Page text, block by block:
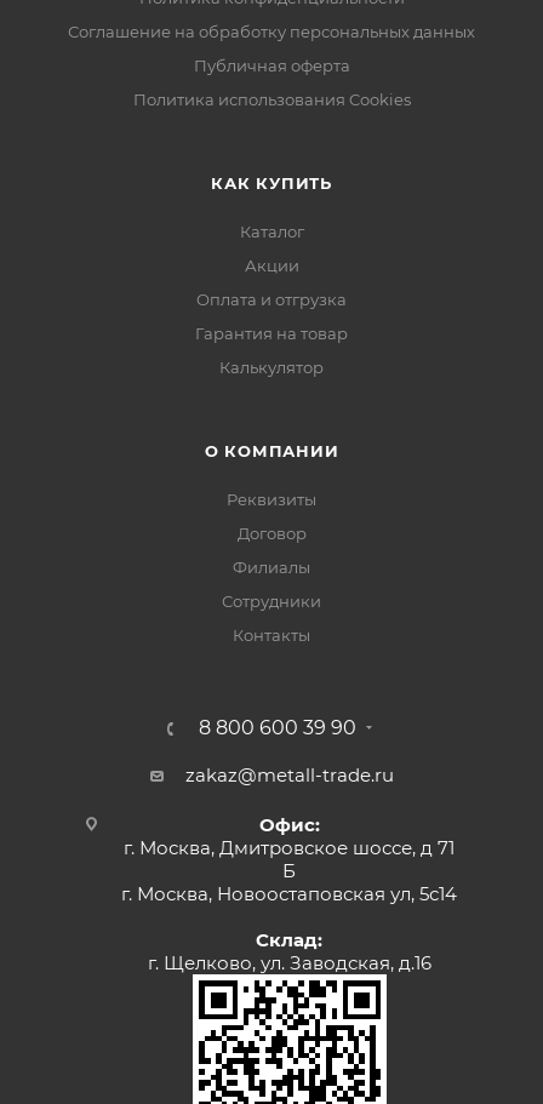
Соглашение на обработку персональных данных
Публичная оферта
Политика использования Cookies
КАК КУПИТЬ
Каталог
Акции
Оплата и отгрузка
Гарантия на товар
Калькулятор
О КОМПАНИИ
Реквизиты
Договор
Филиалы
Сотрудники
Контакты
8 800 600 39 90
zakaz@metall-trade.ru
Офис:
г. Москва, Дмитровское шоссе, д 71
Б
г. Москва, Новоостаповская ул, 5с14
Склад:
г. Щелково, ул. Заводская, д.16